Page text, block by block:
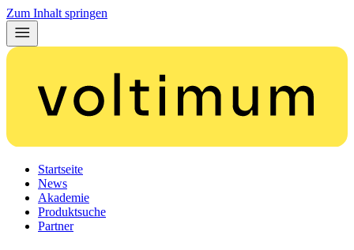
Zum Inhalt springen
Startseite
News
Akademie
Produktsuche
Partner